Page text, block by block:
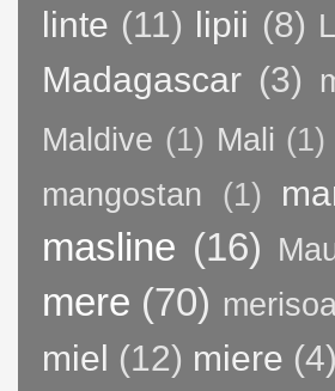
linte (11) lipii (8)
Madagascar (3)
Maldive (1) Mali (1)
mangostan (1)
masline (16)
mere (70)
miel (12) miere (4)